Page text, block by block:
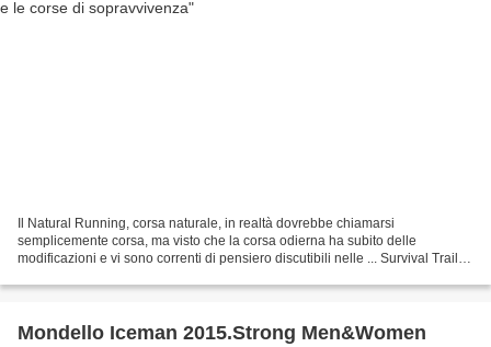
Il Natural Running, corsa naturale, in realtà dovrebbe chiamarsi
semplicemente corsa, ma visto che la corsa odierna ha subito delle
modificazioni e vi sono correnti di pensiero discutibili nelle ... Survival Trail
Mondello Iceman 2015.Strong Men&Women